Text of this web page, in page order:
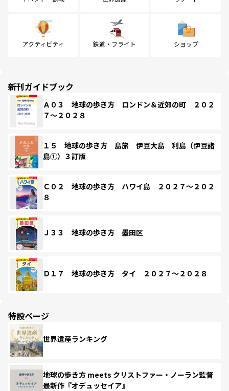
アクティビティ 鉄道・フライト ショップ
新刊ガイドブック
Ａ０３ 地球の歩き方 ロンドン＆近郊の町 ２０２
７～２０２８
１５ 地球の歩き方 島旅 伊豆大島 利島（伊豆諸
島①）３訂版
Ｃ０２ 地球の歩き方 ハワイ島 ２０２７～２０２
８
Ｊ３３ 地球の歩き方 墨田区
Ｄ１７ 地球の歩き方 タイ ２０２７～２０２８
特設ページ
世界遺産ランキング
地球の歩き方 meets クリストファー・ノーラン監督
最新作『オデュッセイア』